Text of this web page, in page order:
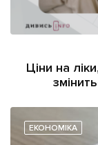
Ціни на
ЕКОНОМІКА